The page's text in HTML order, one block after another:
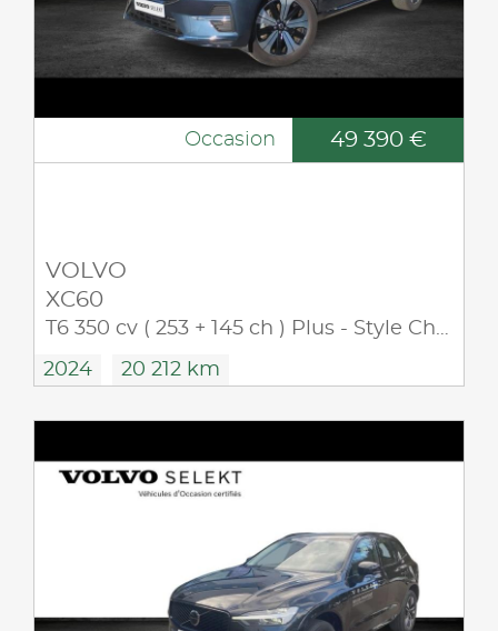
Occasion 49 390 €
VOLVO
XC60
T6 350 cv ( 253 + 145 ch ) Plus - Style Chrome 4 roues motrices
2024 20 212 km